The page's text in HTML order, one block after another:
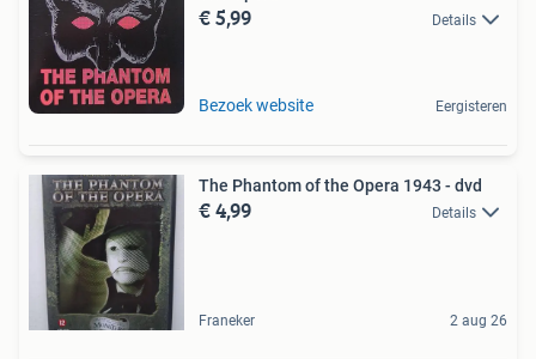
€ 5,99 Details
Bezoek website Eergisteren
The Phantom of the Opera 1943 - dvd
€ 4,99 Details
Franeker 2 aug 26